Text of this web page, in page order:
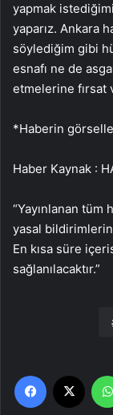
yapmak
yaparız. Ankara
söylediğim gibi
esnafı ne de
etmelerine fırsat
*Haberin
Haber Kaynak :
“Yayınlanan
yasal
En kısa süre
sağlanılacaktır.”
Facebook